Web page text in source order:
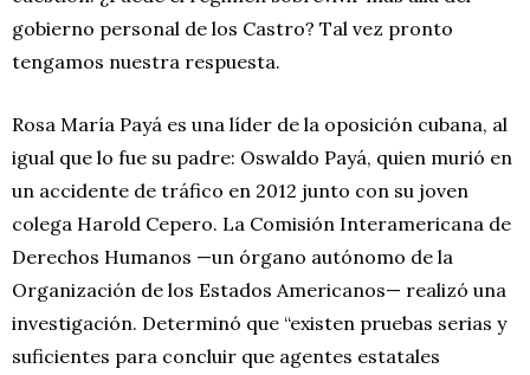
gobierno personal de los Castro? Tal vez pronto
tengamos nuestra respuesta.
Rosa María Payá es una líder de la oposición cubana, al
igual que lo fue su padre: Oswaldo Payá, quien murió en
un accidente de tráfico en 2012 junto con su joven
colega Harold Cepero. La Comisión Interamericana de
Derechos Humanos —un órgano autónomo de la
Organización de los Estados Americanos— realizó una
investigación. Determinó que “existen pruebas serias y
suficientes para concluir que agentes estatales